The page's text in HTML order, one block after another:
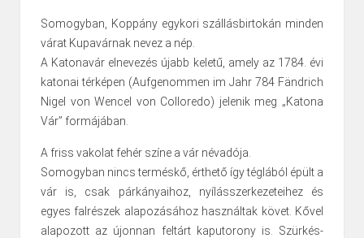
Somogyban, Koppány egykori szállásbirtokán minden
várat Kupavárnak nevez a nép.
A Katonavár elnevezés újabb keletű, amely az 1784. évi
katonai térképen (Aufgenommen im Jahr 784 Fändrich
Nigel von Wencel von Colloredo) jelenik meg „Katona
Vár” formájában.
A friss vakolat fehér színe a vár névadója.
Somogyban nincs terméskő, érthető így téglából épült a
vár is, csak párkányaihoz, nyílásszerkezeteihez és
egyes falrészek alapozásához használtak követ. Kővel
alapozott az újonnan feltárt kaputorony is. Szürkés-